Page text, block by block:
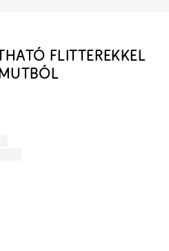
FLITTEREKKEL